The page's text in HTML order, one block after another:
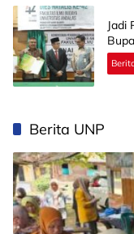
Jadi
Berita UNP